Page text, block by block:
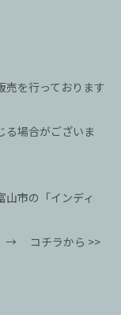
を行っております
場合がございま
市の「インディ
→ コチラから >>